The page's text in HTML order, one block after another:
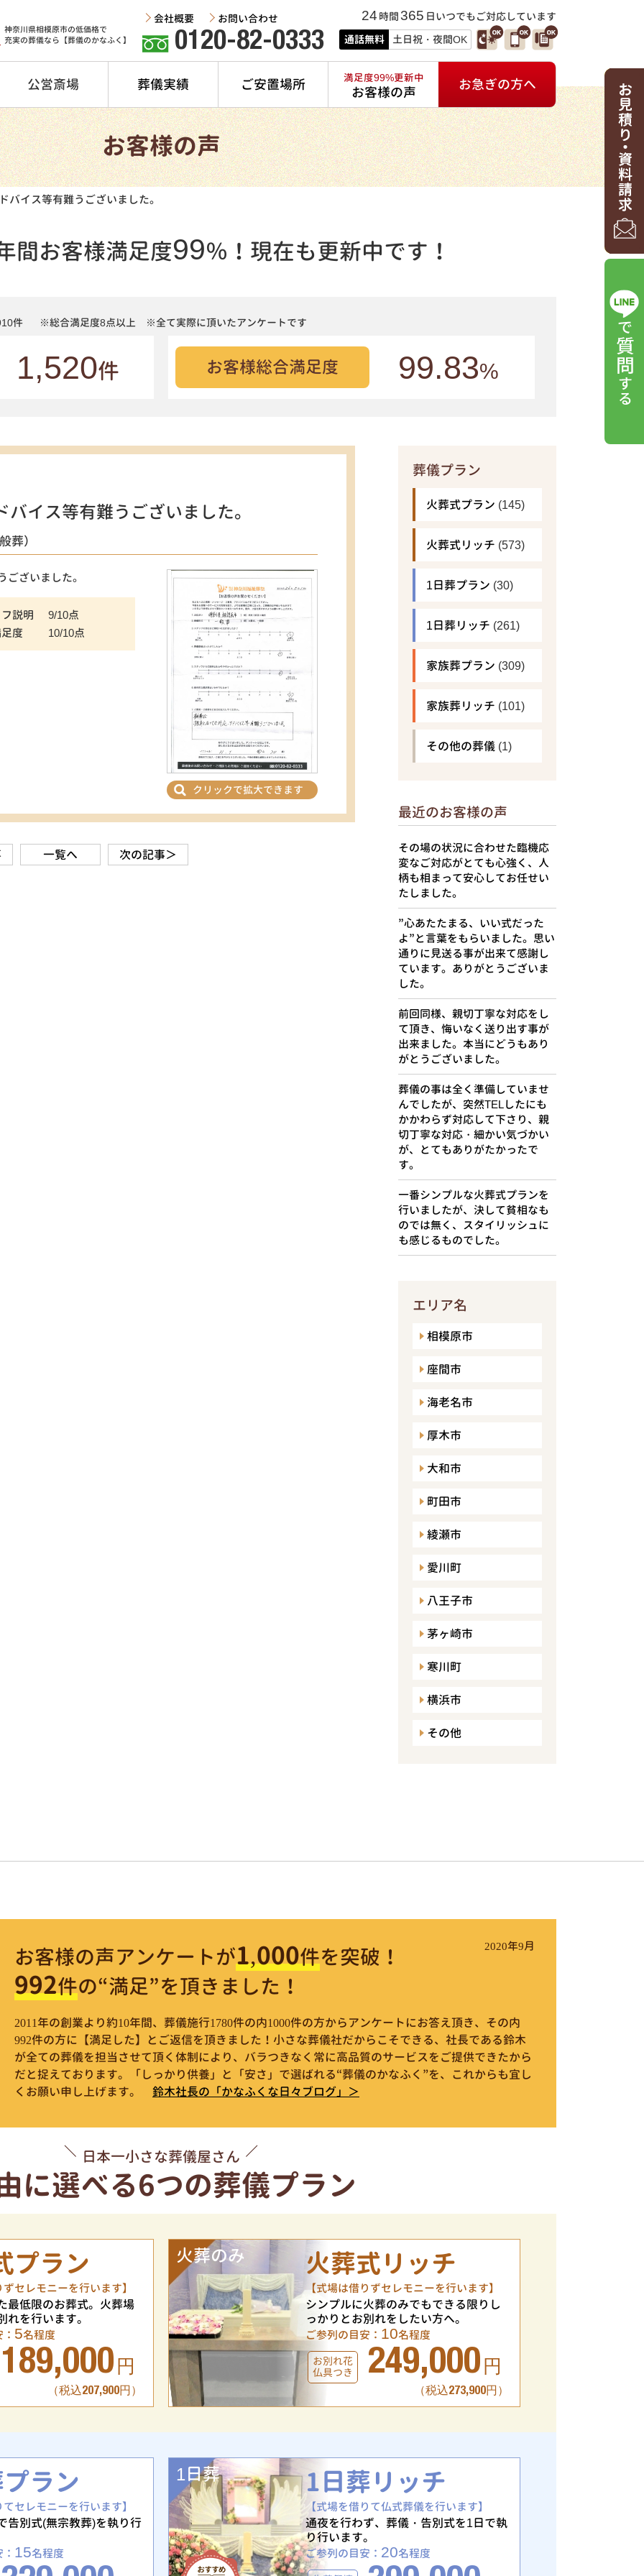
神奈川県相模原市の低価格で
充実の葬儀なら【葬儀のかなふく】
0120-82-0333
24 時間365 日いつでもご対応しています
通話無料 土日祝・夜間OK
会社概要 お問い合わせ
公営斎場 葬儀実績 ご安置場所 満足度99%更新中
お客様の声 お急ぎの方へ
お客様の声
バイス等有難うございました。
間お客様満足度99％！ 現在も更新中です！
件 ※総合満足度8点以上 ※全て実際に頂いたアンケートです
1,520件 お客様総合満足度 99.83%
イス等有難うございました。
葬）
ざいました。
説明
9/10点
度
10/10点
クリックで拡大できます
一覧へ 次の記事＞
葬儀プラン
火葬式プラン (145)
火葬式リッチ (573)
1日葬プラン (30)
1日葬リッチ (261)
家族葬プラン (309)
家族葬リッチ (101)
その他の葬儀 (1)
最近のお客様の声
その場の状況に合わせた臨機応
変なご対応がとても心強く、人
柄も相まって安心してお任せい
たしました。
”心あたたまる、いい式だった
よ”と言葉をもらいました。思い
通りに見送る事が出来て感謝し
ています。ありがとうございま
した。
前回同様、親切丁寧な対応をし
て頂き、悔いなく送り出す事が
出来ました。本当にどうもあり
がとうございました。
葬儀の事は全く準備していませ
んでしたが、突然TELしたにも
かかわらず対応して下さり、親
切丁寧な対応・細かい気づかい
が、とてもありがたかったで
す。
一番シンプルな火葬式プランを
行いましたが、決して貧相なも
のでは無く、スタイリッシュに
も感じるものでした。
エリア名
相模原市
座間市
海老名市
厚木市
大和市
町田市
綾瀬市
愛川町
八王子市
茅ヶ崎市
寒川町
横浜市
その他
お客様の声アンケートが1,000件を突破！
992件の“満足”を頂きました！
2020年9月
2011年の創業より約10年間、葬儀施行1780件の内1000件の方からアンケートにお答え頂き、その内
992件の方に【満足した】とご返信を頂きました！小さな葬儀社だからこそできる、社長である鈴木
が全ての葬儀を担当させて頂く体制により、バラつきなく常に高品質のサービスをご提供できたから
だと捉えております。「しっかり供養」と「安さ」で選ばれる“葬儀のかなふく”を、これからも宜し
くお願い申し上げます。
鈴木社長の「かなふくな日々ブログ」＞
日本一小さな葬儀屋さん
に選べる6つの葬儀プラン
プラン
セレモニーを行います】
最低限のお葬式。火葬場
れを行います。
5名程度
189,000 円
（税込207,900円）
火葬のみ 火葬式リッチ
【式場は借りずセレモニーを行います】
シンプルに火葬のみでもできる限りし
っかりとお別れをしたい方へ。
ご参列の目安： 10名程度
お別れ花
仏具つき
249,000 円
（税込273,900円）
ラン
セレモニーを行います】
告別式(無宗教葬)を執り行
15名程度
1日葬 1日葬リッチ
【式場を借りて仏式葬儀を行います】
通夜を行わず、葬儀・告別式を1日で執
り行います。
ご参列の目安： 20名程度